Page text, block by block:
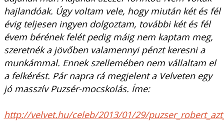
hajlandóak. Úgy voltam vele, hogy miután két és fél
évig teljesen ingyen dolgoztam, további két és fél
évem bérének felét pedig máig nem kaptam meg,
szeretnék a jövőben valamennyi pénzt keresni a
munkámmal. Ennek szellemében nem vállaltam el
a felkérést. Pár napra rá megjelent a Velveten egy
jó masszív Puzsér-mocskolás. Íme:
http://velvet.hu/celeb/2013/01/29/